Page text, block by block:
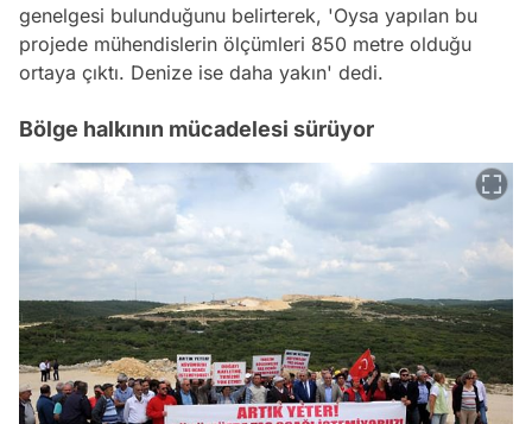
genelgesi bulunduğunu belirterek, 'Oysa yapılan bu
projede mühendislerin ölçümleri 850 metre olduğu
ortaya çıktı. Denize ise daha yakın' dedi.
Bölge halkının mücadelesi sürüyor